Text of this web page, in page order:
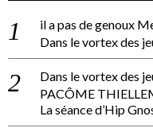
il a pas de genoux
Dans le vortex des
Dans le vortex des
PACÔME
La séance d’Hip